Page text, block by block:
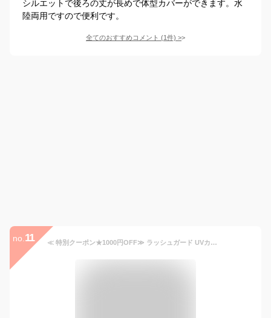
シルエットで後ろの丈が長めで体型カバーができます。水
陸両用ですので便利です。
全てのおすすめコメント (1件) >
no. 11 ≪ 特別クーポン★1000円OFF≫ ラッシュガード UVカットパーカー UVカット UV対策 日焼け対策 日焼け 指穴付き [S223] レディース 20代 30代 40代 長袖 接触冷感 水陸両用 紫外線 紫外線対策 紫外線カット 吸水速乾 洗濯機OK ウォッシャブル 海【送料無料】